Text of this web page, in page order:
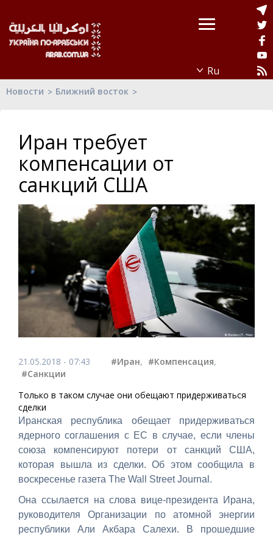
Новости Ближний восток
Иран требует
компенсации от
санкций США
21.05.2018 - 07:43 #Иран, #Компенсация,
#Санкции
Только в таком случае они обещают придерживаться
сделки
Иранская республика обещает придерживаться
ядерного соглашения с ЕС в случае, если члены
союза компенсируют потери от санкций США,
которая вышла из сделки. Об этом сообщила в
воскресенье газета The Wall Street Journal.
Она ссылается на слова вице-президента Ирана,
руководителя Организации по атомной энергии
республики Али Акбара Салехи. В прошедшие